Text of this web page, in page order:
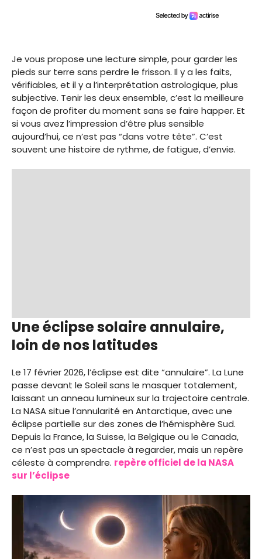
Je vous propose une lecture simple, pour garder les
pieds sur terre sans perdre le frisson. Il y a les faits,
vérifiables, et il y a l’interprétation astrologique, plus
subjective. Tenir les deux ensemble, c’est la meilleure
façon de profiter du moment sans se faire happer. Et
si vous avez l’impression d’être plus sensible
aujourd’hui, ce n’est pas “dans votre tête”. C’est
souvent une histoire de rythme, de fatigue, d’envie.
Une éclipse solaire annulaire,
loin de nos latitudes
Le 17 février 2026, l’éclipse est dite “annulaire”. La Lune
passe devant le Soleil sans le masquer totalement,
laissant un anneau lumineux sur la trajectoire centrale.
La NASA situe l’annularité en Antarctique, avec une
éclipse partielle sur des zones de l’hémisphère Sud.
Depuis la France, la Suisse, la Belgique ou le Canada,
ce n’est pas un spectacle à regarder, mais un repère
céleste à comprendre. repère officiel de la NASA
sur l’éclipse